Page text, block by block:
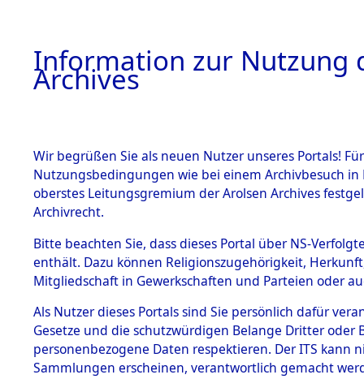
BESTÄNDE
1.
mente
5. Verschiedenes
5.3
Todesmärsche
Fronberg.
0005
Information zur Nutzung
Archives
Wir begrüßen Sie als neuen Nutzer unseres Portals!
Nutzungsbedingungen wie bei einem Archivbesuch
oberstes Leitungsgremium der Arolsen Archives
Archivrecht.
Bitte beachten Sie, dass dieses Portal über NS-
enthält. Dazu können Religionszugehörigkeit,
Mitgliedschaft in Gewerkschaften und Parteien oder
Als Nutzer dieses Portals sind Sie persönlich dafür
Gesetze und die schutzwürdigen Belange Dritter
personenbezogene Daten respektieren. Der ITS
Sammlungen erscheinen, verantwortlich gemacht